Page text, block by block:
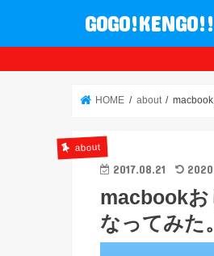
GOGO!KENGO!!
HOME about macbook
about
2017.08.21
macbookお
なってみた。